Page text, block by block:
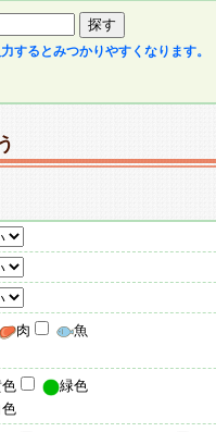
するとみつかりやすくなります。
肉
魚
緑色
色